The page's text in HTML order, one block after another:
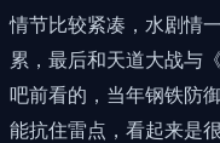
情节比较紧凑，水剧情
累，最后和天道大战与
吧前看的，当年钢铁防
能抗住雷点，看起来是